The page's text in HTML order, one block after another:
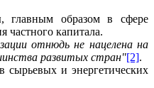
главным образом в сфере
капитала.
отнюдь не нацелена на
развитых стран"[2].
сырьевых и энергетических